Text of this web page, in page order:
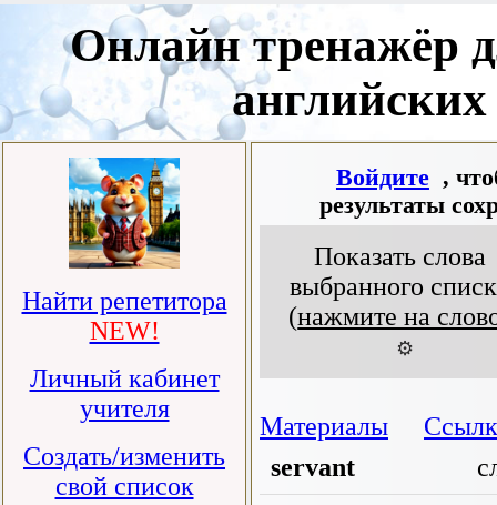
Онлайн тренажёр
английских
Найти репетитора
NEW!
Личный кабинет
учителя
Создать/изменить
свой список
Войдите ,
результаты
Показать слова
выбранного
(нажмите на
⚙️
Материалы
servant